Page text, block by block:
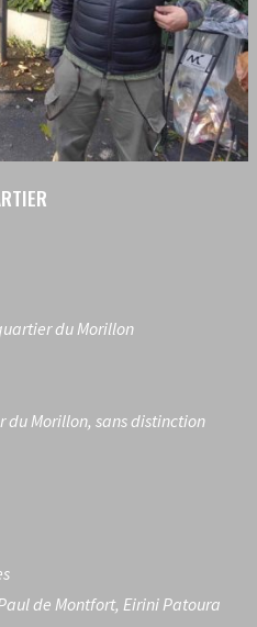
du Morillon
Morillon, sans distinction
de Montfort, Eirini Patoura